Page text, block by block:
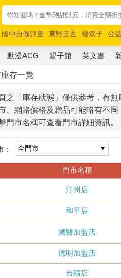
國中自修評量 東野圭吾 楊双子 公
唯紅花綻放
奧德賽 路邊攤新作 馬
動漫ACG 親子館 英文書
存一覽
之「庫存狀態」僅供參考，有無
、網路價格及贈品可能略有不同
門市名稱可查看門市詳細資訊。
：
門市名稱
汀州店
和平店
國醫加盟店
德明加盟店
台積店